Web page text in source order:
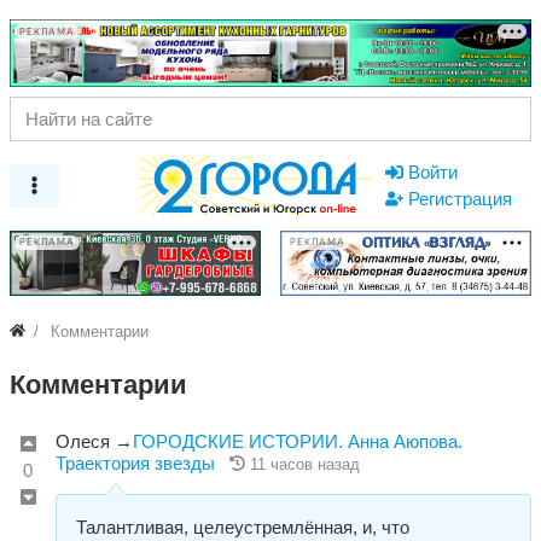
РЕКЛАМА
Войти
Регистрация
РЕКЛАМА РЕКЛАМА
Комментарии
Комментарии
0
Олеся → ​ГОРОДСКИЕ ИСТОРИИ. Анна Аюпова.
Траектория звезды
11 часов назад
Талантливая, целеустремлённая, и, что